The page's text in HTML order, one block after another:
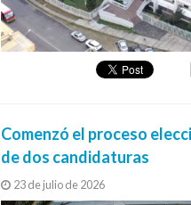
Comenzó el proceso
de dos candidaturas
23 de julio de 2026